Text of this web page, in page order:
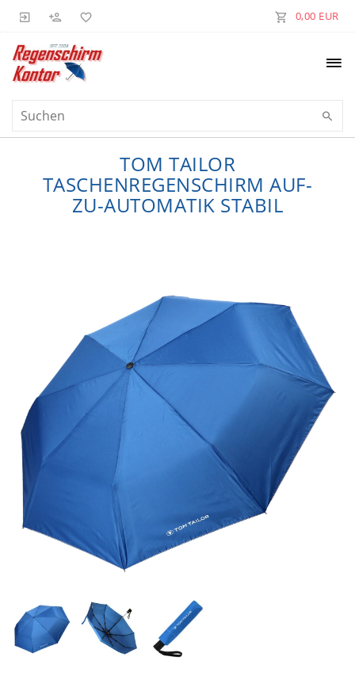
0,00 EUR
TOM TAILOR
TASCHENREGENSCHIRM AUF-
ZU-AUTOMATIK STABIL